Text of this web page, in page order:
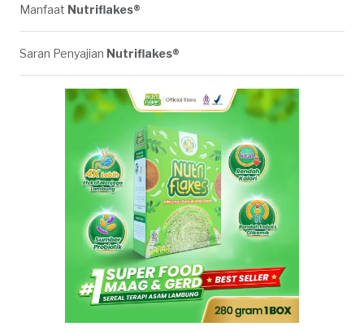
Manfaat Nutriflakes®
Saran Penyajian Nutriflakes®